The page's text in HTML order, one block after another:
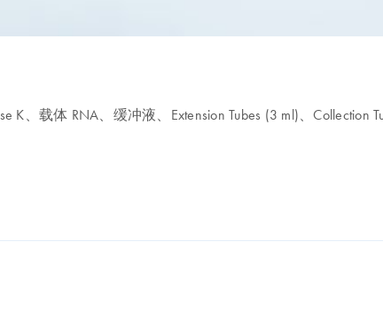
、载体 RNA、缓冲液、Extension Tubes (3 ml)、Collection